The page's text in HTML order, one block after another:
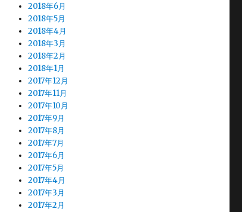
2018年6月
2018年5月
2018年4月
2018年3月
2018年2月
2018年1月
2017年12月
2017年11月
2017年10月
2017年9月
2017年8月
2017年7月
2017年6月
2017年5月
2017年4月
2017年3月
2017年2月